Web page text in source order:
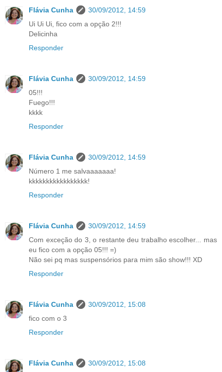
Flávia Cunha
30/09/2012, 14:59
Ui Ui Ui, fico com a opção 2!!!
Delicinha
Responder
Flávia Cunha
30/09/2012, 14:59
05!!!
Fuego!!!
kkkk
Responder
Flávia Cunha
30/09/2012, 14:59
Número 1 me salvaaaaaaa!
kkkkkkkkkkkkkkkkk!
Responder
Flávia Cunha
30/09/2012, 14:59
Com exceção do 3, o restante deu trabalho escolher... mas
eu fico com a opção 05!!! =)
Não sei pq mas suspensórios para mim são show!!! XD
Responder
Flávia Cunha
30/09/2012, 15:08
fico com o 3
Responder
Flávia Cunha
30/09/2012, 15:08